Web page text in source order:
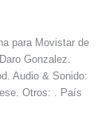
para Movistar de
Gonzalez.
Audio & Sonido:
Otros: . País